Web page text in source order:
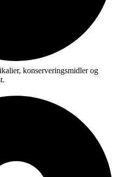
konserveringsmidler og